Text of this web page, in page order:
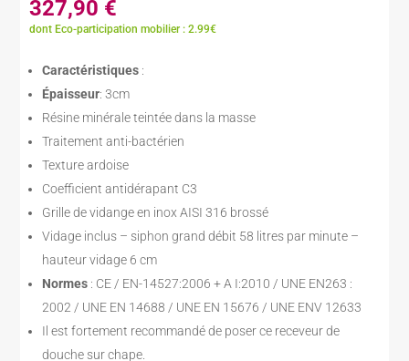
327,90 €
dont Eco-participation mobilier : 2.99€
Caractéristiques :
Épaisseur: 3cm
Résine minérale teintée dans la masse
Traitement anti-bactérien
Texture ardoise
Coefficient antidérapant C3
Grille de vidange en inox AISI 316 brossé
Vidage inclus – siphon grand débit 58 litres par minute –
hauteur vidage 6 cm
Normes : CE / EN-14527:2006 + A I:2010 / UNE EN263 :
2002 / UNE EN 14688 / UNE EN 15676 / UNE ENV 12633
Il est fortement recommandé de poser ce receveur de
douche sur chape.